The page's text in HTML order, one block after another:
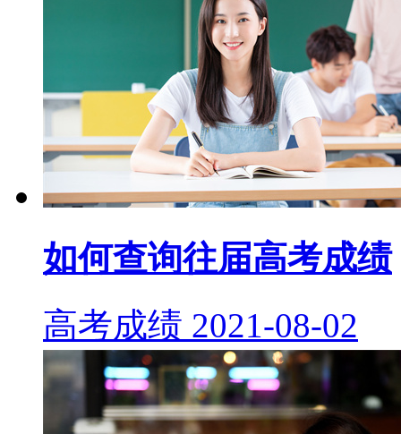
如何查询往届高考成绩
高考成绩 2021-08-02